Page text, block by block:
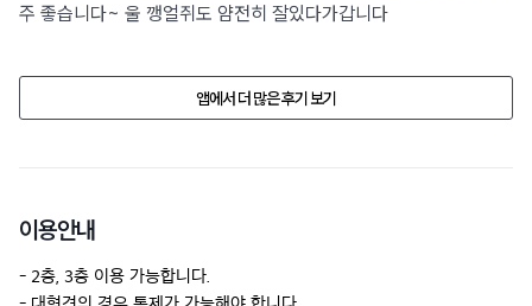
주 좋습니다~ 울 깽얼쥐도 얌전히 잘있다가갑니다
앱에서 더 많은 후기 보기
이용안내
- 2층, 3층 이용 가능합니다.